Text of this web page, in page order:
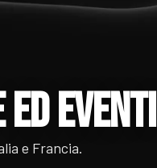
Eventi
e Francia.